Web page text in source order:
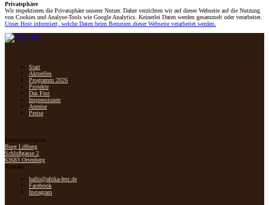
Privatsphäre
Wir respektieren die Privatsphäre unserer Nutzer. Daher verzichten wir auf dieser Webseite auf die Nutzung
von Cookies und Analyse-Tools wie Google Analytics. Keinerlei Daten werden gesammelt oder verarbeitet.
Unser Host informiert, welche Daten beim Benutzen dieser Webseite verarbeitet werden.
Start
Aktuelles
Programm 2026
Projekte
Das Fest
Impressionen
Anreise
Preise
Veranstaltungsort
Burg Lißberg
Schloßgasse 2
63683 Ortenberg
Kontakt
hallo@afrika-fest.de
Facebook
Instagram